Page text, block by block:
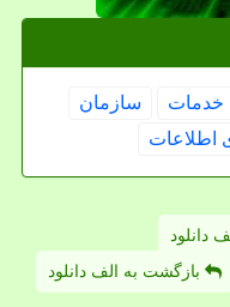
خدمات
سازمان
اطلاعات
دانلود
بازگشت به الف دانلود